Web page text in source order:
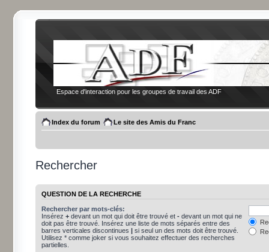
Espace d'interaction pour les groupes de travail des ADF
Index du forum Le site des Amis du Franc
Rechercher
QUESTION DE LA RECHERCHE
Rechercher par mots-clés:
Insérez + devant un mot qui doit être trouvé et - devant un mot qui ne
doit pas être trouvé. Insérez une liste de mots séparés entre des
barres verticales discontinues | si seul un des mots doit être trouvé.
Utilisez * comme joker si vous souhaitez effectuer des recherches
partielles.